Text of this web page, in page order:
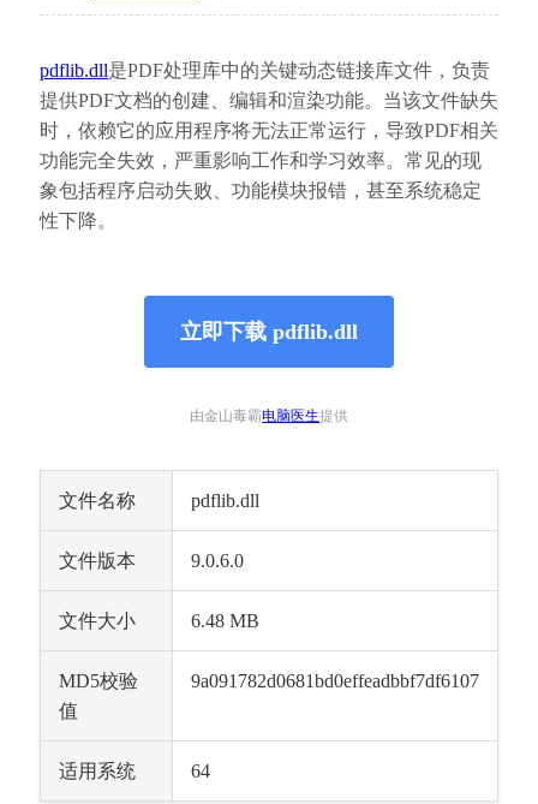
pdflib.dll是PDF处理库中的关键动态链接库文件，负责
提供PDF文档的创建、编辑和渲染功能。当该文件缺失
时，依赖它的应用程序将无法正常运行，导致PDF相关
功能完全失效，严重影响工作和学习效率。常见的现
象包括程序启动失败、功能模块报错，甚至系统稳定
性下降。
立即下载 pdflib.dll
由金山毒霸电脑医生提供
文件名称 pdflib.dll
文件版本 9.0.6.0
文件大小 6.48 MB
MD5校验
值
9a091782d0681bd0effeadbbf7df6107
适用系统 64